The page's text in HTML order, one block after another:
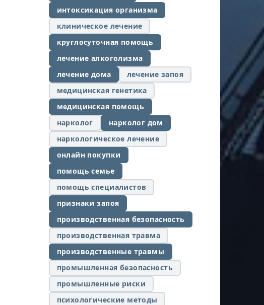
интоксикация организма
клиническое лечение
круглосуточная помощь
лечение алкоголизма
лечение дома
лечение запоя
медицинская генетика
медицинская помощь
нарколог
нарколог дом
наркологическое лечение
онлайн покупки
помощь семье
помощь специалистов
признаки запоя
производственная безопасность
производственная травма
производственные травмы
промышленная безопасность
промышленные риски
психологические методы